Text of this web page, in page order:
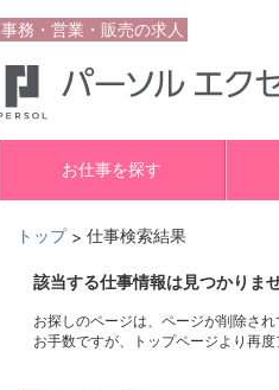
事務・営業・販売の求人
お仕事を探す
トップ > 仕事検索結果
該当する仕事情報は見つかりま
お探しのページは、ページが削除さ
お手数ですが、トップページより再度